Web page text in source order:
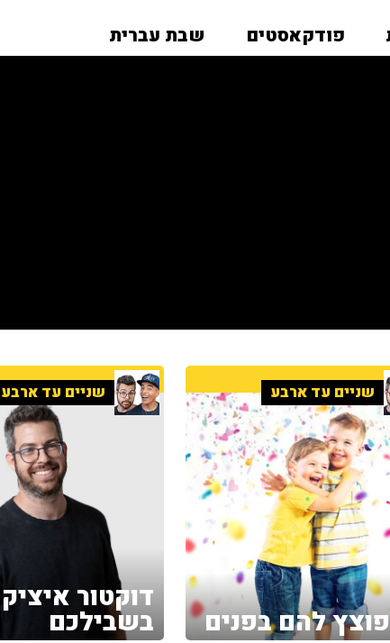
פודקאסטים שבת עברית
שניים עד ארבע
להם בפנים
שניים עד ארבע
דוקטור איציק
בשבילכם